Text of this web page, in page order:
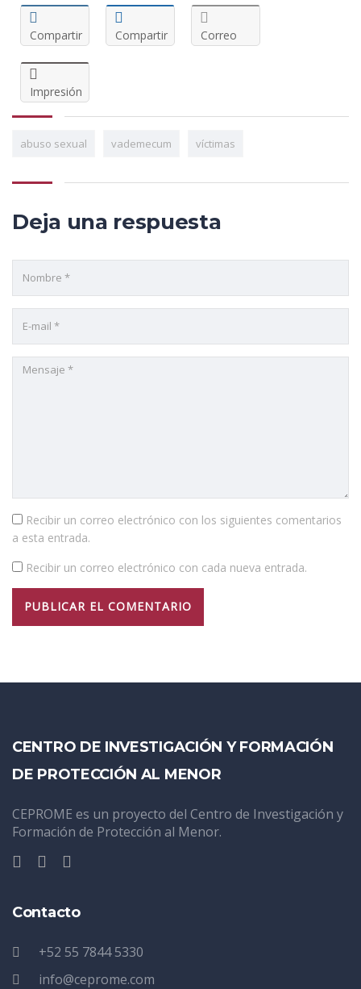
Compartir Compartir Correo
Impresión
abuso sexual vademecum víctimas
Deja una respuesta
Recibir un correo electrónico con los siguientes comentarios
a esta entrada.
Recibir un correo electrónico con cada nueva entrada.
CENTRO DE INVESTIGACIÓN Y FORMACIÓN
DE PROTECCIÓN AL MENOR
CEPROME es un proyecto del Centro de Investigación y
Formación de Protección al Menor.
Contacto
+52 55 7844 5330
info@ceprome.com